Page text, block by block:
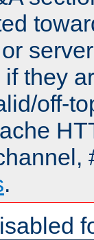
they
off-
.